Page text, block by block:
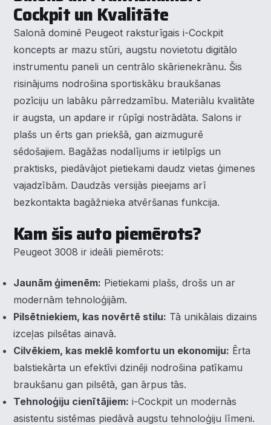
Cockpit un Kvalitāte
Salonā dominē Peugeot raksturīgais i-Cockpit
koncepts ar mazu stūri, augstu novietotu digitālo
instrumentu paneli un centrālo skārienekrānu. Šis
risinājums nodrošina sportiskāku braukšanas
pozīciju un labāku pārredzamību. Materiālu kvalitāte
ir augsta, un apdare ir rūpīgi nostrādāta. Salons ir
plašs un ērts gan priekšā, gan aizmugurē
sēdošajiem. Bagāžas nodalījums ir ietilpīgs un
praktisks, piedāvājot pietiekami daudz vietas ģimenes
vajadzībām. Daudzās versijās pieejams arī
bezkontakta bagāžnieka atvēršanas funkcija.
Kam šis auto piemērots?
Peugeot 3008 ir ideāli piemērots:
Jaunām ģimenēm: Pietiekami plašs, drošs un ar
modernām tehnoloģijām.
Pilsētniekiem, kas novērtē stilu: Tā unikālais dizains
izceļas pilsētas ainavā.
Cilvēkiem, kas meklē komfortu un ekonomiju: Ērta
balstiekārta un efektīvi dzinēji nodrošina patīkamu
braukšanu gan pilsētā, gan ārpus tās.
Tehnoloģiju cienītājiem: i-Cockpit un modernās
asistentu sistēmas piedāvā augstu tehnoloģiju līmeni.
Piekrišanas preferences ×
Mēs izmantojam sīkdatnes, lai palīdzētu jums efektīvi
piekrišanas kategorijā atradīsiet detalizētu informāciju par
visām sīk... Rādīt vairāk